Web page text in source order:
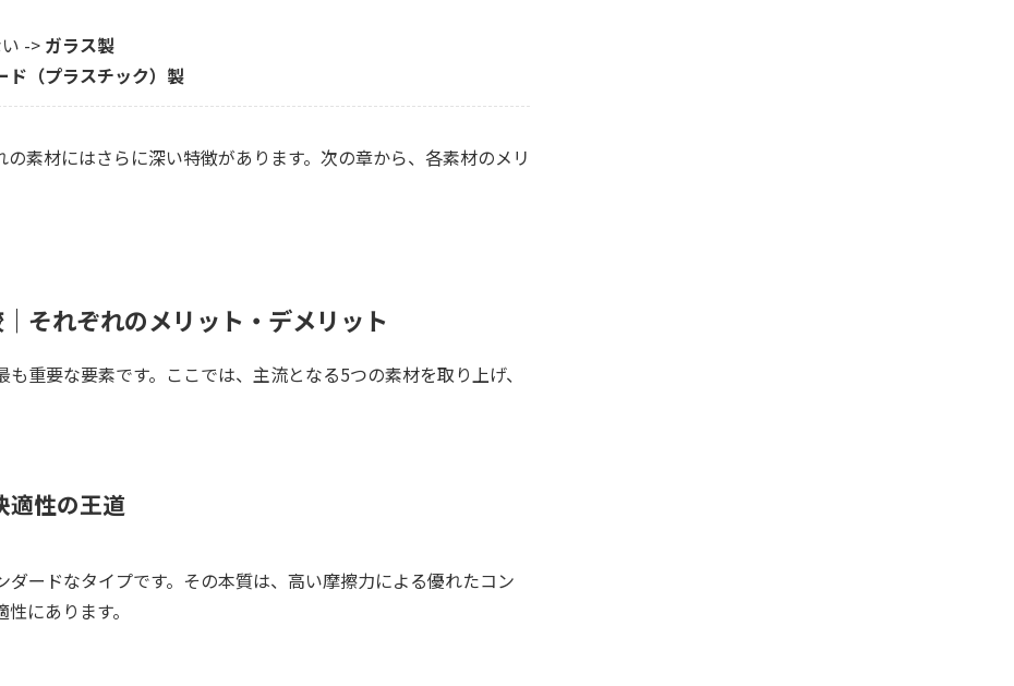
-> ガラス製
ド（プラスチック）製
素材にはさらに深い特徴があります。次の章から、各素材のメリ
それぞれのメリット・デメリット
重要な要素です。ここでは、主流となる5つの素材を取り上げ、
適性の王道
ードなタイプです。その本質は、高い摩擦力による優れたコン
にあります。